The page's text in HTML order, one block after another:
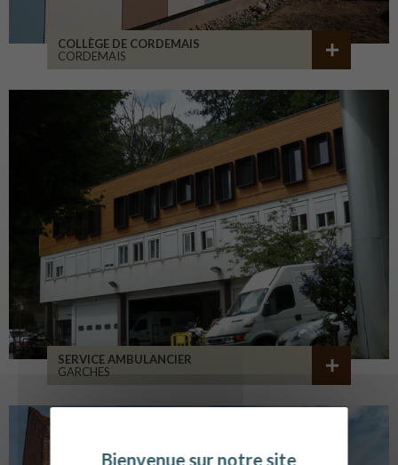
COLLÈGE DE CORDEMAIS
CORDEMAIS
SERVICE AMBULANCIER
GARCHES